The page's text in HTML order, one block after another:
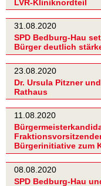
LVR-Kliniknordteil
31.08.2020
SPD Bedburg-Hau
Bürger deutlich
23.08.2020
Dr. Ursula Pitzner
Rathaus
11.08.2020
Bürgerinitiative zum
08.08.2020
SPD Bedburg-Hau